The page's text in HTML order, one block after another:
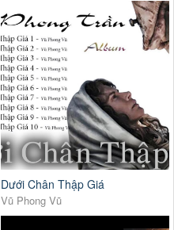
Dưới Chân Thập Giá
Vũ Phong Vũ